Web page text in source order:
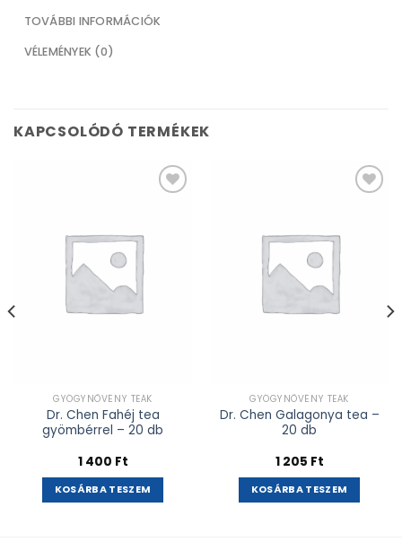
TOVÁBBI INFORMÁCIÓK
VÉLEMÉNYEK (0)
KAPCSOLÓDÓ TERMÉKEK
GYÓGYNÖVÉNY TEÁK
Dr. Chen Fahéj tea
gyömbérrel – 20 db
1 400 Ft
KOSÁRBA TESZEM
GYÓGYNÖVÉNY TEÁK
Dr. Chen Galagonya tea –
20 db
1 205 Ft
KOSÁRBA TESZEM